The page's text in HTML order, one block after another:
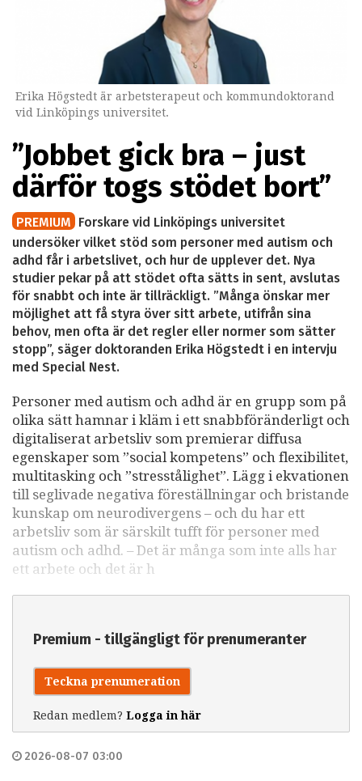
Erika Högstedt är arbetsterapeut och kommundoktorand
vid Linköpings universitet.
”Jobbet gick bra – just
därför togs stödet bort”
PREMIUM Forskare vid Linköpings universitet
undersöker vilket stöd som personer med autism och
adhd får i arbetslivet, och hur de upplever det. Nya
studier pekar på att stödet ofta sätts in sent, avslutas
för snabbt och inte är tillräckligt. ”Många önskar mer
möjlighet att få styra över sitt arbete, utifrån sina
behov, men ofta är det regler eller normer som sätter
stopp”, säger doktoranden Erika Högstedt i en intervju
med Special Nest.
Personer med autism och adhd är en grupp som på
olika sätt hamnar i kläm i ett snabbföränderligt och
digitaliserat arbetsliv som premierar diffusa
egenskaper som ”social kompetens” och flexibilitet,
multitasking och ”stresstålighet”. Lägg i ekvationen
till seglivade negativa föreställningar och bristande
kunskap om neurodivergens – och du har ett
arbetsliv som är särskilt tufft för personer med
autism och adhd. – Det är många som inte alls har
ett arbete och det är h
Premium - tillgängligt för prenumeranter
Teckna prenumeration
Redan medlem? Logga in här
2026-08-07 03:00